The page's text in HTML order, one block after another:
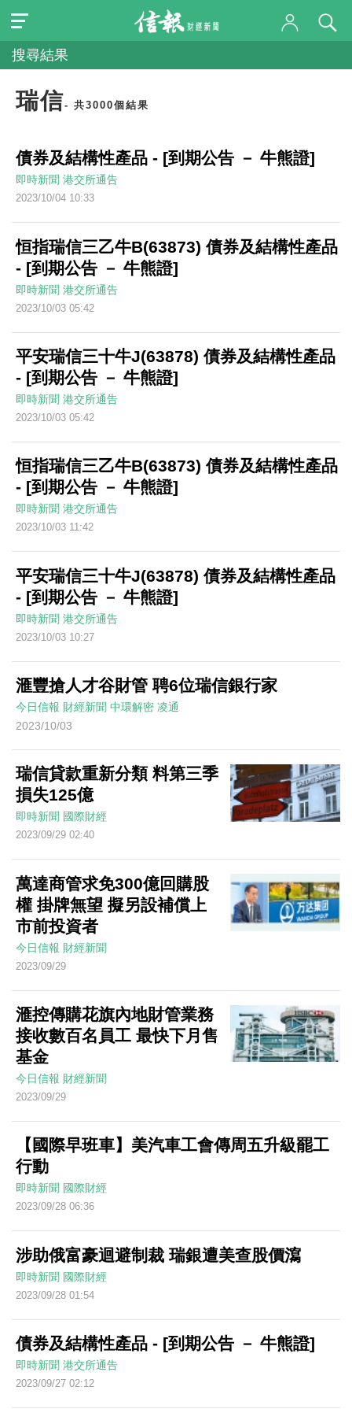
搜尋結果
瑞信- 共3000個結果
債券及結構性產品 - [到期公告 － 牛熊證]
即時新聞 港交所通告
2023/10/04 10:33
恒指瑞信三乙牛B(63873) 債券及結構性產品
- [到期公告 － 牛熊證]
即時新聞 港交所通告
2023/10/03 05:42
平安瑞信三十牛J(63878) 債券及結構性產品
- [到期公告 － 牛熊證]
即時新聞 港交所通告
2023/10/03 05:42
恒指瑞信三乙牛B(63873) 債券及結構性產品
- [到期公告 － 牛熊證]
即時新聞 港交所通告
2023/10/03 11:42
平安瑞信三十牛J(63878) 債券及結構性產品
- [到期公告 － 牛熊證]
即時新聞 港交所通告
2023/10/03 10:27
滙豐搶人才谷財管 聘6位瑞信銀行家
今日信報 財經新聞 中環解密 凌通
2023/10/03
瑞信貸款重新分類 料第三季
損失125億
即時新聞 國際財經
2023/09/29 02:40
萬達商管求免300億回購股
權 掛牌無望 擬另設補償上
市前投資者
今日信報 財經新聞
2023/09/29
滙控傳購花旗內地財管業務
接收數百名員工 最快下月售
基金
今日信報 財經新聞
2023/09/29
【國際早班車】美汽車工會傳周五升級罷工
行動
即時新聞 國際財經
2023/09/28 06:36
涉助俄富豪迴避制裁 瑞銀遭美查股價瀉
即時新聞 國際財經
2023/09/28 01:54
債券及結構性產品 - [到期公告 － 牛熊證]
即時新聞 港交所通告
2023/09/27 02:12